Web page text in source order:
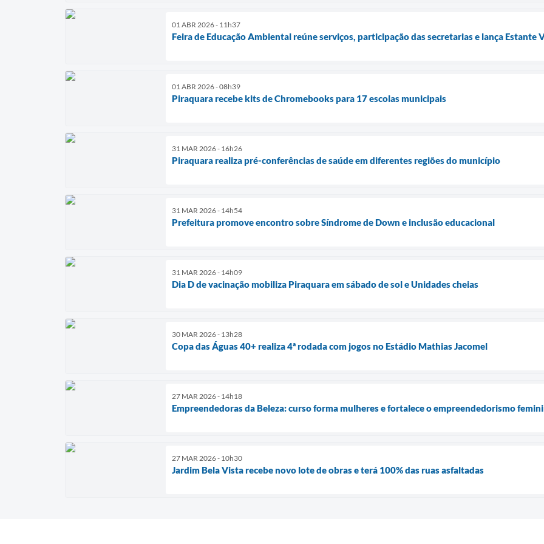
01 ABR 2026 - 11h37
Feira de Educação Ambiental reúne serviços, participação das secretarias e lança Estante
01 ABR 2026 - 08h39
Piraquara recebe kits de Chromebooks para 17 escolas municipais
31 MAR 2026 - 16h26
Piraquara realiza pré-conferências de saúde em diferentes regiões do município
31 MAR 2026 - 14h54
Prefeitura promove encontro sobre Síndrome de Down e inclusão educacional
31 MAR 2026 - 14h09
Dia D de vacinação mobiliza Piraquara em sábado de sol e Unidades cheias
30 MAR 2026 - 13h28
Copa das Águas 40+ realiza 4ª rodada com jogos no Estádio Mathias Jacomel
27 MAR 2026 - 14h18
Empreendedoras da Beleza: curso forma mulheres e fortalece o empreendedorismo
27 MAR 2026 - 10h30
Jardim Bela Vista recebe novo lote de obras e terá 100% das ruas asfaltadas